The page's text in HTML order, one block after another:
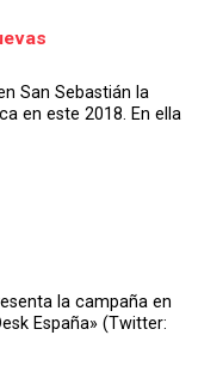
San Sebastián la
en este 2018. En ella
la campaña en
España» (Twitter: